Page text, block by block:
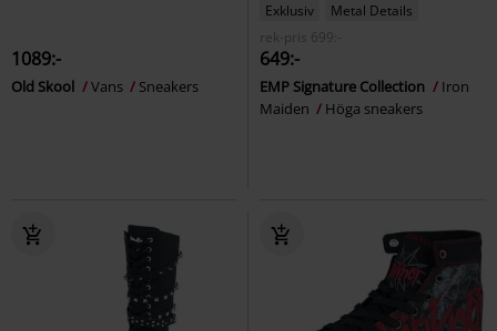
1089:-
Old Skool Vans Sneakers
Exklusiv
Metal Details
rek-pris
699:-
649:-
EMP Signature Collection
Iron
Maiden
Höga sneakers